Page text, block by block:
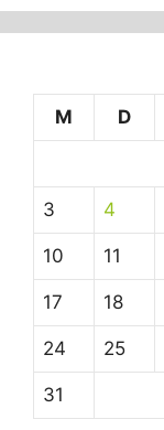
M
D
3 4
10 11
17 18
24 25
31